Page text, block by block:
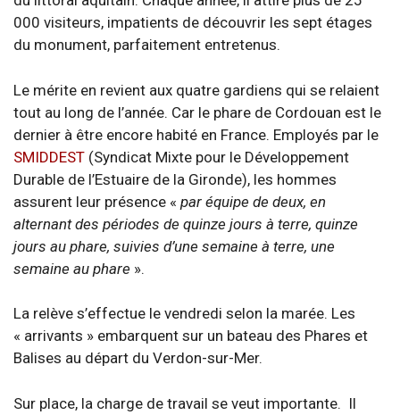
000 visiteurs, impatients de découvrir les sept étages
du monument, parfaitement entretenus.
Le mérite en revient aux quatre gardiens qui se relaient
tout au long de l’année. Car le phare de Cordouan est le
dernier à être encore habité en France. Employés par le
SMIDDEST (Syndicat Mixte pour le Développement
Durable de l’Estuaire de la Gironde), les hommes
assurent leur présence « par équipe de deux, en
alternant des périodes de quinze jours à terre, quinze
jours au phare, suivies d’une semaine à terre, une
semaine au phare ».
La relève s’effectue le vendredi selon la marée. Les
« arrivants » embarquent sur un bateau des Phares et
Balises au départ du Verdon-sur-Mer.
Sur place, la charge de travail se veut importante. Il